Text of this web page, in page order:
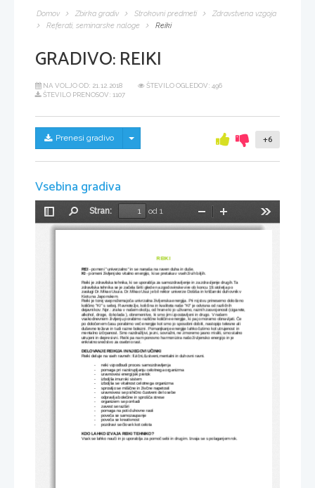
Domov Zbirka gradiv Strokovni predmeti
Zdravstvena vzgoja
Referati, seminarske naloge
Reiki
GRADIVO:REIKI
NA VOLJO OD: 21.12.2018
ŠTEVILO OGLEDOV: 496
ŠTEVILO PRENOSOV: 1107
Prenesi gradivo Skrij/prikaži meni +6
Vsebina gradiva
Preklopi
stransko
Stran:
od 1
Pomanjšaj
REIKI
REI - pomeni "univerzalno" in se nanaša na raven duha in duše.
KI - pomeni življenjsko vitalno energijo, ki se pretaka v vseh živih bitjih.
Reiki je zdravilska tehnika, ki se uporablja za samozdravljenje in za zdravljenje drugih.Ta
zdravilska tehnika se je začela širiti glede na zgodovinske vire ob koncu 19.stoletja po
zaslugi Dr.Mikao Usuia. Dr.Mikao Usui je bil rektor univerze Došiša in krščanski duhovnik v
Kiotu na Japonskem.
Reiki je torej vseprežemajoča univrzalna življenska energija. Pri rojstvu prinesemo določeno
količino "KI" s seboj. Ravnotežje, količina in kvaliteta naše "KI" je odvisna od različnih
dejavnikov. Npr.: zraka v našem okolju, od hrane ki jo uživamo, raznih zasvojenosti (cigarete,
alkohol, droge, čokolada ), obremenitve, ki smo jim izpostavljeni in drugo. V našem
vsakodnevnem življenju porabimo različne količine energije, ki pa jo moramo obnavljati. Če
po določenem času porabimo več energije kot smo jo sposobni dobiti, nastopijo telesne ali
duševne težave in tudi razne bolezni. Pomanjkanje energije lahko čutimo kot utrujenost in
mentalno izčrpanost. Smo razdražljivi, jezni, sovražni, ne zmoremo jasno misliti, smo stalno
utrujeni in depresivni. Reiki pa nam ponovno harmonizira našo življensko energijo in je
enkratno sredstvo za osebno rast.
DELOVANJE REIKIJA IN NJEGOVI UČINKI
Reiki deluje na vseh ravneh: fizični,čustveni,mentalni in duhovni ravni.
-
reiki vzpodbudi proces samozdravljenja
pomaga pri razstrupljanju celotnega organizma
-
uravnovesi energijski pretok
-
izboljša imunski sistem
-
izboljša se vitalnost celotnega organizma
-
sprostijo se mišične in živčne napetosti
-
uravnovesi se psihično čustveni del osebe
-
odpravlja bolečine in sprošča strese
-
organizem se pomladi
-
zavest se razširi
-
pomaga na poti duhovne rasti
-
poveča se samozaupanje
-
poveča se kreativnost
-
pozdravi se človek kot celota
KDO LAHKO IZVAJA REIKI TEHNIKO?
Vsak se lahko nauči in jo uporablja za pomoč sebi in drugim. Izvaja se s polaganjem rok.